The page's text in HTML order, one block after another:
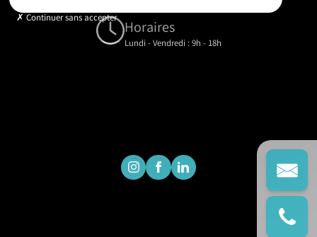
Horaires
Lundi - Vendredi : 9h - 18h
Continuer sans accepter